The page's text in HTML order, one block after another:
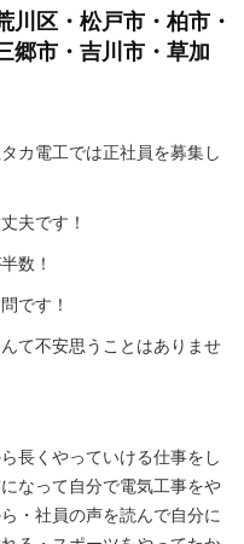
区・松戸市・柏市・
郷市・吉川市・草加
カ電工では正社員を募集し
夫です！
数！
です！
て不安思うことはありませ
長くやっていける仕事をし
なって自分で電気工事をや
・社員の声を読んで自分に